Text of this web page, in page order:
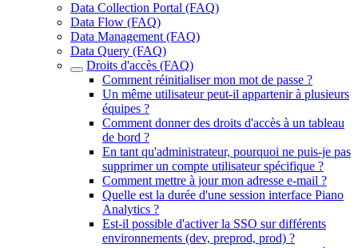
Data Collection Portal (FAQ)
Data Flow (FAQ)
Data Management (FAQ)
Data Query (FAQ)
Droits d'accès (FAQ)
Comment réinitialiser mon mot de passe ?
Un même utilisateur peut-il appartenir à plusieurs
équipes ?
Comment donner des droits d'accès à un tableau
de bord ?
En tant qu'administrateur, pourquoi ne puis-je pas
supprimer un compte utilisateur spécifique ?
Comment mettre à jour mon adresse e-mail ?
Quelle est la durée d'une session interface Piano
Analytics ?
Est-il possible d'activer la SSO sur différents
environnements (dev, preprod, prod) ?